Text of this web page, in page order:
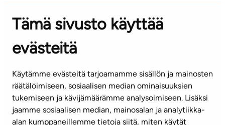
Tämä sivusto käyttää
evästeitä
Käytämme evästeitä tarjoamamme sisällön ja mainosten
räätälöimiseen, sosiaalisen median ominaisuuksien
tukemiseen ja kävijämäärämme analysoimiseen. Lisäksi
jaamme sosiaalisen median, mainosalan ja analytiikka-
alan kumppaneillemme tietoja siitä, miten käytät
Kontaktinformation
KUNDSERVICE
(vardagar kl. 8–16)
info@ta.fi